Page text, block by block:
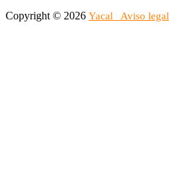
Copyright © 2026 Yacal Aviso legal